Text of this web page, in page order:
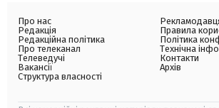
Про нас
Редакція
Редакційна політика
Про телеканал
Телеведучі
Вакансії
Структура власності
Правила
Політика
Технічна
Контакти
Архів